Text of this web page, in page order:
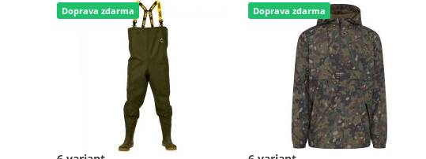
Doprava zdarma Doprava zdarma